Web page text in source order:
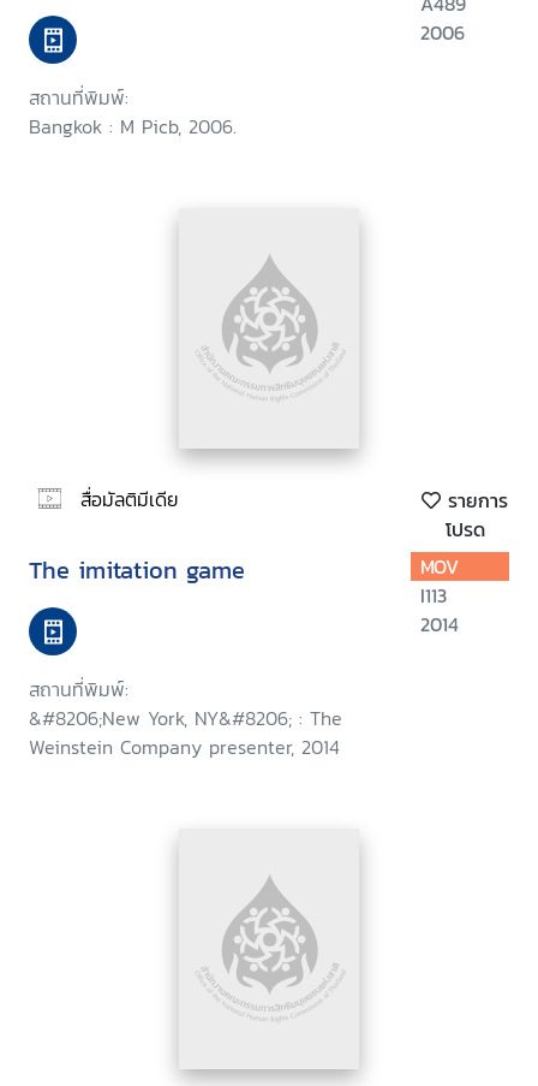
สถานที่พิมพ์:
Bangkok : M Picb, 2006.
2006
สื่อมัลติมีเดีย
รายการ
โปรด
The imitation game
สถานที่พิมพ์:
&#8206;New York, NY&#8206; : The
Weinstein Company presenter, 2014
MOV
I113
2014